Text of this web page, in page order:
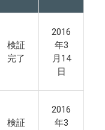
検証
完了
2016
年3
月14
日
検証
2016
年3